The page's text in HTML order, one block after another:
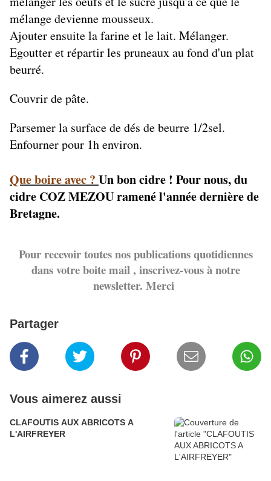
mélange devienne mousseux.
Ajouter ensuite la farine et le lait. Mélanger.
Egoutter et répartir les pruneaux au fond d'un plat
beurré.
Couvrir de pâte.
Parsemer la surface de dés de beurre 1/2sel.
Enfourner pour 1h environ.
Que boire avec ? Un bon cidre ! Pour nous, du
cidre COZ MEZOU ramené l'année dernière de
Bretagne.
Pour recevoir toutes nos publications quotidiennes
dans votre boite mail , inscrivez-vous à notre
newsletter. Merci
Partager
Vous aimerez aussi
CLAFOUTIS AUX ABRICOTS A
L'AIRFREYER